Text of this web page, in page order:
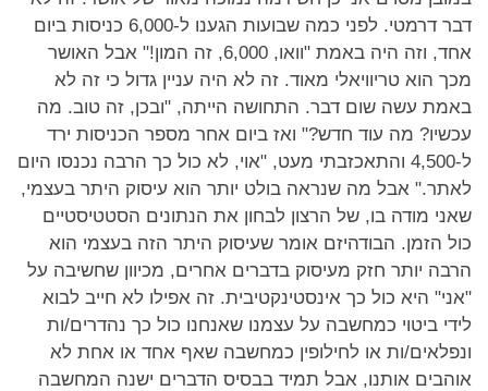
דבר דרמטי. לפני כמה שבועות הגענו ל-6,000 כניסות ביום
אחד, וזה היה באמת "וואו, 6,000, זה המון!" אבל האושר
מכך הוא טריוויאלי מאוד. זה לא היה עניין גדול כי זה לא
באמת עשה שום דבר. התחושה הייתה, "ובכן, זה טוב. מה
עכשיו? מה עוד חדש?" ואז ביום אחר מספר הכניסות ירד
ל-4,500 והתאכזבתי מעט, "אוי, לא כול כך הרבה נכנסו היום
לאתר." אבל מה שנראה בולט יותר הוא עיסוק היתר בעצמי,
שאני מודה בו, של הרצון לבחון את הנתונים הסטטיסטיים
כול הזמן. הבודהיזם אומר שעיסוק היתר הזה בעצמי הוא
הרבה יותר חזק מעיסוק בדברים אחרים, מכיוון שחשיבה על
"אני" היא כול כך אינסטינקטיבית. זה אפילו לא חייב לבוא
לידי ביטוי כמחשבה על עצמנו שאנחנו כול כך נהדרים/ות
ונפלאים/ות או לחילופין כמחשבה שאף אחד או אחת לא
אוהבים אותנו, אבל תמיד בבסיס הדברים ישנה המחשבה